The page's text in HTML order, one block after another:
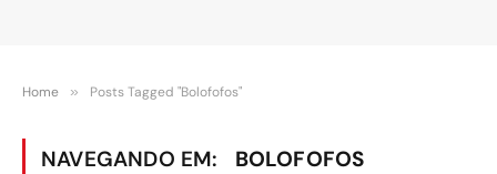
Home » Posts Tagged "Bolofofos"
NAVEGANDO EM: BOLOFOFOS